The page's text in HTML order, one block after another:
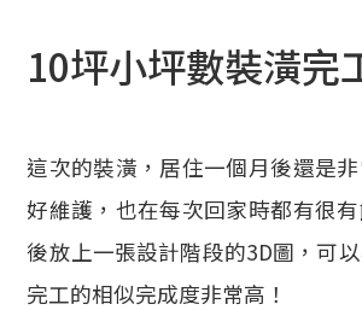
10坪小坪數裝潢完
這次的裝潢，居住一個月後還是
好維護，也在每次回家時都有很
後放上一張設計階段的3D圖，可
完工的相似完成度非常高！